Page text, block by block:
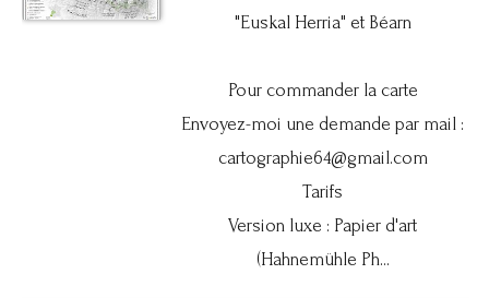
"Euskal Herria" et Béarn
Pour commander la carte
Envoyez-moi une demande par mail :
cartographie64@gmail.com
Tarifs
Version luxe : Papier d'art
(Hahnemühle Ph...